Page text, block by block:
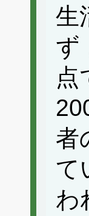
生
ず
点
者
て
わ